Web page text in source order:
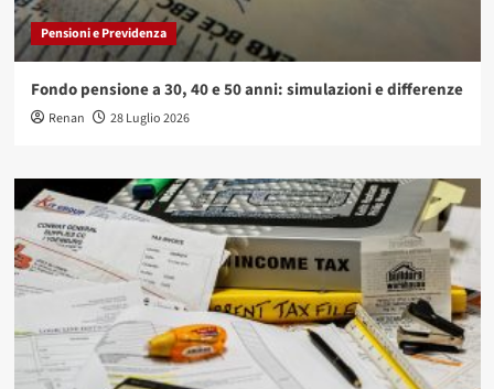
Pensioni e Previdenza
Fondo pensione a 30, 40 e 50 anni: simulazioni e differenze
Renan 28 Luglio 2026